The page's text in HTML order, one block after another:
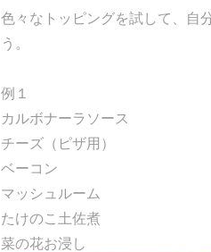
色々なトッピングを試して、自
う。
例１
カルボナーラソース
チーズ（ピザ用）
ベーコン
マッシュルーム
たけのこ土佐煮
菜の花お浸し